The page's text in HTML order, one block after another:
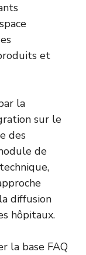
et
la
sur le
des
de
diffusion
hôpitaux.
la base FAQ